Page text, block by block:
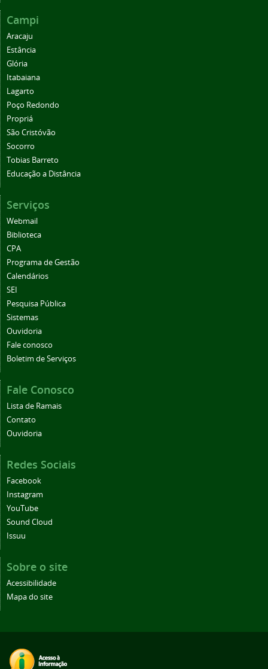
Campi
Aracaju
Estância
Glória
Itabaiana
Lagarto
Poço Redondo
Propriá
São Cristóvão
Socorro
Tobias Barreto
Educação a Distância
Serviços
Webmail
Biblioteca
CPA
Programa de Gestão
Calendários
SEI
Pesquisa Pública
Sistemas
Ouvidoria
Fale conosco
Boletim de Serviços
Fale Conosco
Lista de Ramais
Contato
Ouvidoria
Redes Sociais
Facebook
Instagram
YouTube
Sound Cloud
Issuu
Sobre o site
Acessibilidade
Mapa do site